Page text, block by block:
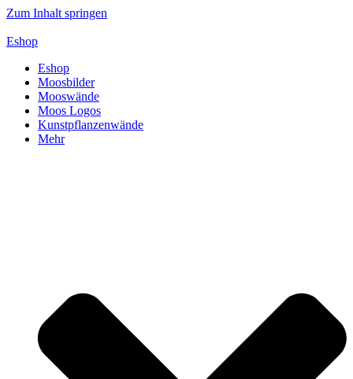
Zum Inhalt springen
Eshop
Eshop
Moosbilder
Mooswände
Moos Logos
Kunstpflanzenwände
Mehr